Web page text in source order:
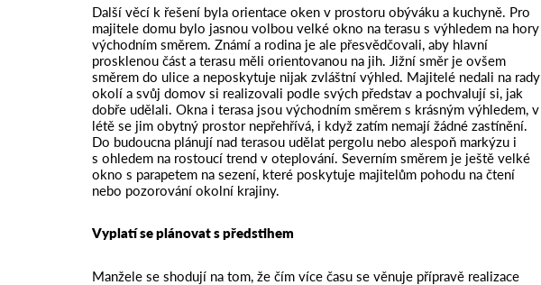
Další věcí k řešení byla orientace oken v prostoru obýváku a kuchyně. Pro
majitele domu bylo jasnou volbou velké okno na terasu s výhledem na hory
východním směrem. Známí a rodina je ale přesvědčovali, aby hlavní
prosklenou část a terasu měli orientovanou na jih. Jižní směr je ovšem
směrem do ulice a neposkytuje nijak zvláštní výhled. Majitelé nedali na rady
okolí a svůj domov si realizovali podle svých představ a pochvalují si, jak
dobře udělali. Okna i terasa jsou východním směrem s krásným výhledem, v
létě se jim obytný prostor nepřehřívá, i když zatím nemají žádné zastínění.
Do budoucna plánují nad terasou udělat pergolu nebo alespoň markýzu i
s ohledem na rostoucí trend v oteplování. Severním směrem je ještě velké
okno s parapetem na sezení, které poskytuje majitelům pohodu na čtení
nebo pozorování okolní krajiny.
Vyplatí se plánovat s předstihem
Manžele se shodují na tom, že čím více času se věnuje přípravě realizace